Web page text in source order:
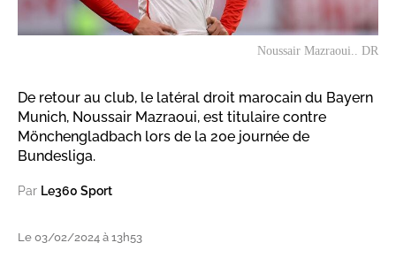
Noussair Mazraoui.. DR
De retour au club, le latéral droit marocain du Bayern
Munich, Noussair Mazraoui, est titulaire contre
Mönchengladbach lors de la 20e journée de
Bundesliga.
Par Le360 Sport
Le 03/02/2024 à 13h53